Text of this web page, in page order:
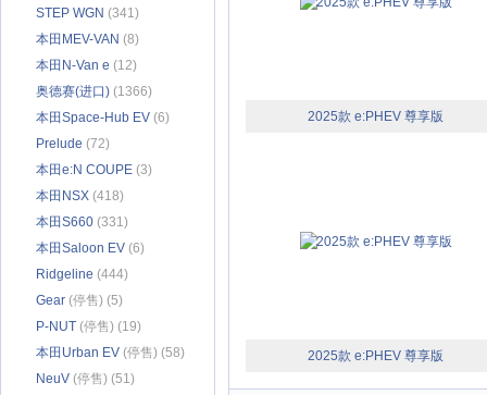
STEP WGN (341)
本田MEV-VAN (8)
本田N-Van e (12)
奥德赛(进口) (1366)
本田Space-Hub EV (6)
Prelude (72)
本田e:N COUPE (3)
本田NSX (418)
本田S660 (331)
本田Saloon EV (6)
Ridgeline (444)
Gear (停售) (5)
P-NUT (停售) (19)
本田Urban EV (停售) (58)
NeuV (停售) (51)
2025款 e:PHEV 尊享版
2025款 e:PHEV 尊享版